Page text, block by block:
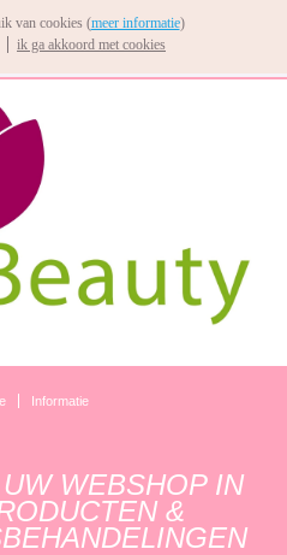
Informatie
WEBSHOP IN
&
van cookies (meer informatie)
ik ga akkoord met cookies